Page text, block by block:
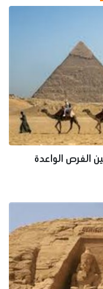
الفرص الواعدة